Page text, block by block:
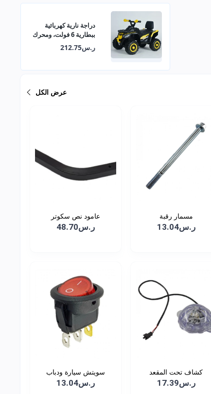
دراجة نارية كهربائية
ببطارية 6 فولت، ومحرك
380 مع موسيقى وأضواء
تعليمية 29-909
ر.س212.75
عرض الكل
مسمار رقبة
ر.س13.04
عامود نص سكوتر
ر.س48.70
كشاف تحت المقعد
ر.س17.39
سويتش سيارة ودباب
ر.س13.04